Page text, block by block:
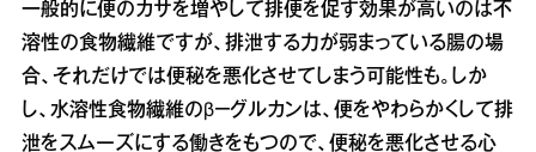
一般的に便のカサを増やして排便を促す効果が高いのは不
溶性の食物繊維ですが、排泄する力が弱まっている腸の場
合、それだけでは便秘を悪化させてしまう可能性も。しか
し、水溶性食物繊維のβ－グルカンは、便をやわらかくして排
泄をスムーズにする働きをもつので、便秘を悪化させる心